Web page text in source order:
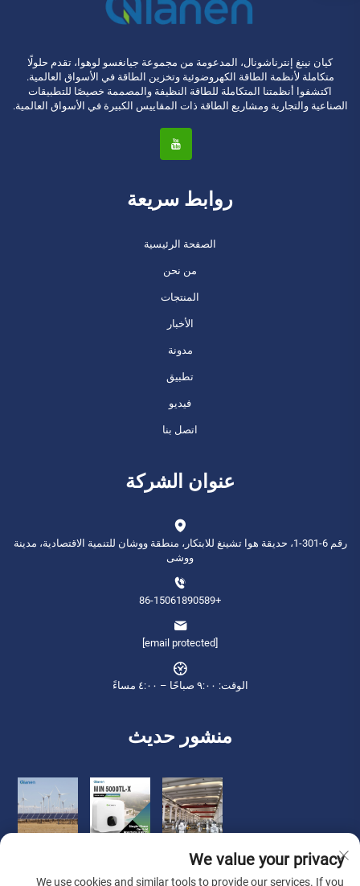
كيان نينغ إنترناشونال، المدعومة من مجموعة جيانغسو لوهوا، تقدم حلولًا
متكاملة لأنظمة الطاقة الكهروضوئية وتخزين الطاقة في الأسواق العالمية.
اكتشفوا أنظمتنا المتكاملة للطاقة النظيفة والمصممة خصيصًا للتطبيقات
الصناعية والتجارية ومشاريع الطاقة ذات المقاييس الكبيرة في الأسواق العالمية.
روابط سريعة
الصفحة الرئيسية
من نحن
المنتجات
الأخبار
مدونة
تطبيق
فيديو
اتصل بنا
عنوان الشركة
رقم 6-301-1، حديقة هوا تشينغ للابتكار، منطقة ووشان للتنمية الاقتصادية، مدينة
ووشى
+86-15061890589
الوقت: ٩:٠٠ صباحًا – ٤:٠٠ مساءً
منشور حديث
We value your privacy
We use cookies and similar tools to provide our services. If you